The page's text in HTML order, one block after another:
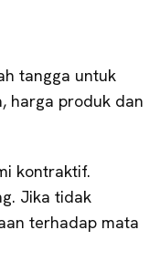
tangga untuk
harga produk dan
kontraktif.
Jika tidak
terhadap mata